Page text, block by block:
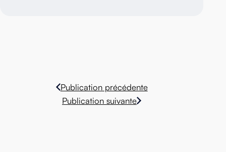
Publication précédente
Publication suivante